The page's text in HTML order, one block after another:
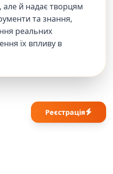
але й надає творцям
та знання,
реальних
їх впливу в
Реєстрація